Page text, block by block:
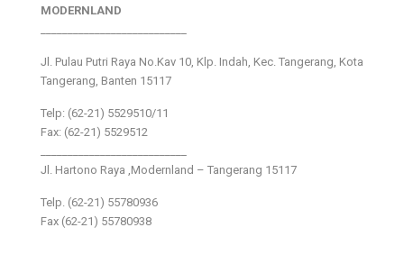
MODERNLAND
Jl. Pulau Putri Raya No.Kav 10, Klp. Indah, Kec. Tangerang, Kota
Tangerang, Banten 15117
Telp: (62-21) 5529510/11
Fax: (62-21) 5529512
Jl. Hartono Raya ,Modernland – Tangerang 15117
Telp. (62-21) 55780936
Fax (62-21) 55780938